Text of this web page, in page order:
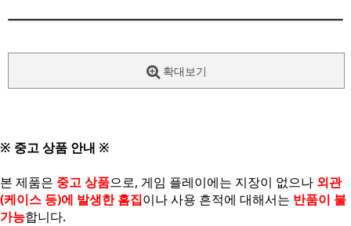
확대보기
※ 중고 상품 안내 ※
본 제품은 중고 상품으로, 게임 플레이에는 지장이 없으나 외관
(케이스 등)에 발생한 흠집이나 사용 흔적에 대해서는 반품이 불
가능합니다.